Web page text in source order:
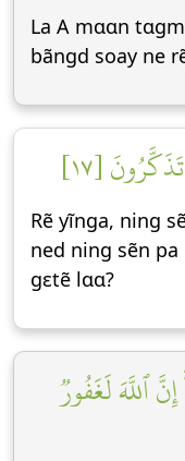
La A mɑɑn
bãngd soay ne
[١٧]
Rẽ yĩnga, ning
ned ning sẽn
gεtẽ lɑɑ?
ٱللَّهَ لَغَفُورٞ